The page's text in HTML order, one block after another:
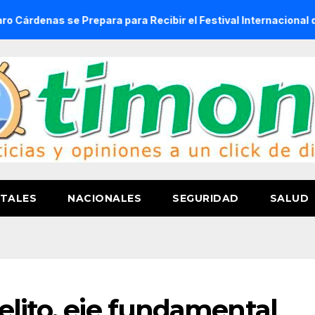
se Prepara para Recibir el Festival Internacional de la
NACIONALES SEGURIDAD SALUD